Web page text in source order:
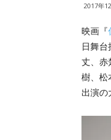
2017年
映画『
日舞
丈、赤
樹、松
出演の